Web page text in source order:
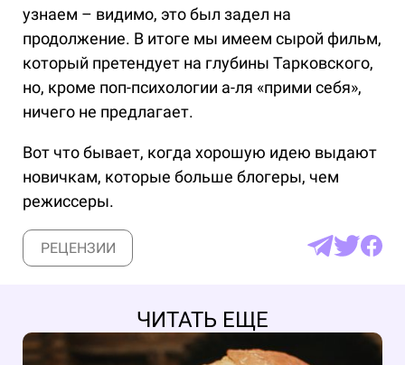
узнаем – видимо, это был задел на
продолжение. В итоге мы имеем сырой фильм,
который претендует на глубины Тарковского,
но, кроме поп-психологии а-ля «прими себя»,
ничего не предлагает.
Вот что бывает, когда хорошую идею выдают
новичкам, которые больше блогеры, чем
режиссеры.
РЕЦЕНЗИИ
ЧИТАТЬ ЕЩЕ